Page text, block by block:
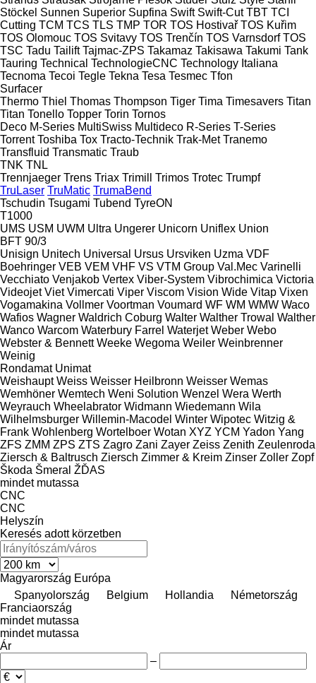
Stöckel Sunnen Superior Supfina Swift Swift-Cut TBT TCI
Cutting TCM TCS TLS TMP TOR TOS Hostivař TOS Kuřim
TOS Olomouc TOS Svitavy TOS Trenčín TOS Varnsdorf TOS
TSC Tadu Tailift Tajmac-ZPS Takamaz Takisawa Takumi Tank
Tauring Technical TechnologieCNC Technology Italiana
Tecnoma Tecoi Tegle Tekna Tesa Tesmec Tfon
Surfacer
Thermo Thiel Thomas Thompson Tiger Tima Timesavers Titan
Titan Tonello Topper Torin Tornos
Deco M-Series MultiSwiss Multideco R-Series T-Series
Torrent Toshiba Tox Tracto-Technik Trak-Met Tranemo
Transfluid Transmatic Traub
TNK TNL
Trennjaeger Trens Triax Trimill Trimos Trotec Trumpf
TruLaser TruMatic TrumaBend
Tschudin Tsugami Tubend TyreON
T1000
UMS USM UWM Ultra Ungerer Unicorn Uniflex Union
BFT 90/3
Unisign Unitech Universal Ursus Ursviken Uzma VDF
Boehringer VEB VEM VHF VS VTM Group Val.Mec Varinelli
Vecchiato Venjakob Vertex Viber-System Vibrochimica Victoria
Videojet Viet Vimercati Viper Viscom Vision Wide Vitap Vixen
Vogamakina Vollmer Voortman Voumard WF WM WMW Waco
Wafios Wagner Waldrich Coburg Walter Walther Trowal Walther
Wanco Warcom Waterbury Farrel Waterjet Weber Webo
Webster & Bennett Weeke Wegoma Weiler Weinbrenner
Weinig
Rondamat Unimat
Weishaupt Weiss Weisser Heilbronn Weisser Wemas
Wemhöner Wemtech Weni Solution Wenzel Wera Werth
Weyrauch Wheelabrator Widmann Wiedemann Wila
Wilhelmsburger Willemin-Macodel Winter Wipotec Witzig &
Frank Wohlenberg Wortelboer Wotan XYZ YCM Yadon Yang
ZFS ZMM ZPS ZTS Zagro Zani Zayer Zeiss Zenith Zeulenroda
Ziersch & Baltrusch Ziersch Zimmer & Kreim Zinser Zoller Zopf
Škoda Šmeral ŽĎAS
mindet mutassa
CNC
CNC
Helyszín
Keresés adott körzetben
Magyarország Európa
Spanyolország
Belgium Hollandia
Németország
Franciaország
mindet mutassa
mindet mutassa
Ár
–